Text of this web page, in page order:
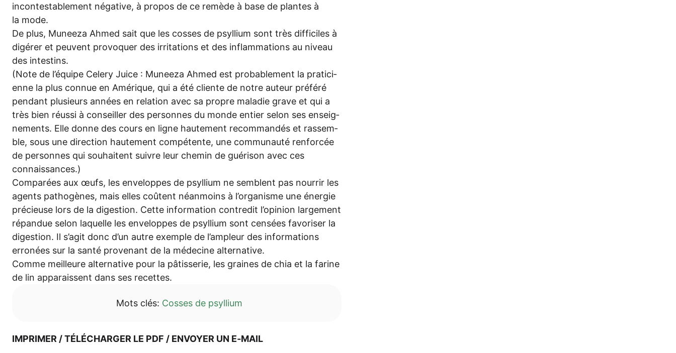
incon­test­a­blem­ent néga­ti­ve, à pro­pos de ce remè­de à base de plan­tes à
la mode.
De plus, Munee­za Ahmed sait que les cos­ses de psyl­li­um sont très dif­fi­ci­les à
digé­rer et peu­vent pro­vo­quer des irri­ta­ti­ons et des inflamm­a­ti­ons au niveau
des intestins.
(Note de l’é­qui­pe Cele­ry Juice : Munee­za Ahmed est pro­ba­blem­ent la pra­ti­ci­
en­ne la plus con­nue en Amé­ri­que, qui a été cli­ente de not­re auteur pré­fé­ré
pen­dant plu­s­ieurs années en rela­ti­on avec sa pro­pre mala­die gra­ve et qui a
très bien réus­si à con­seil­ler des per­son­nes du mon­de entier selon ses ens­eig­
ne­ments. Elle don­ne des cours en ligne haute­ment recom­man­dés et ras­sem­
ble, sous une direc­tion haute­ment com­pé­ten­te, une com­mun­au­té ren­for­cée
de per­son­nes qui sou­hai­tent sui­v­re leur che­min de gué­ri­son avec ces
connaissances.)
Com­pa­rées aux œufs, les enve­lo­p­pes de psyl­li­um ne sem­blent pas nourr­ir les
agents patho­gè­nes, mais elles coû­tent néan­mo­ins à l’organisme une éner­gie
pré­cieu­se lors de la diges­ti­on. Cet­te infor­ma­ti­on cont­re­dit l’opinion lar­ge­ment
répan­due selon laquel­le les enve­lo­p­pes de psyl­li­um sont cen­sées favo­ri­ser la
diges­ti­on. Il s’agit donc d’un aut­re exemp­le de l’ampleur des infor­ma­ti­ons
erro­n­ées sur la san­té pro­ven­ant de la méde­ci­ne alternative.
Com­me meil­leu­re alter­na­ti­ve pour la pâtis­se­rie, les grai­nes de chia et la fari­ne
de lin appa­rais­sent dans ses recettes.
Mots clés: Cos­ses de psyllium
IMPRI­MER / TÉLÉ­CHAR­GER LE PDF / ENVOY­ER UN E‑MAIL